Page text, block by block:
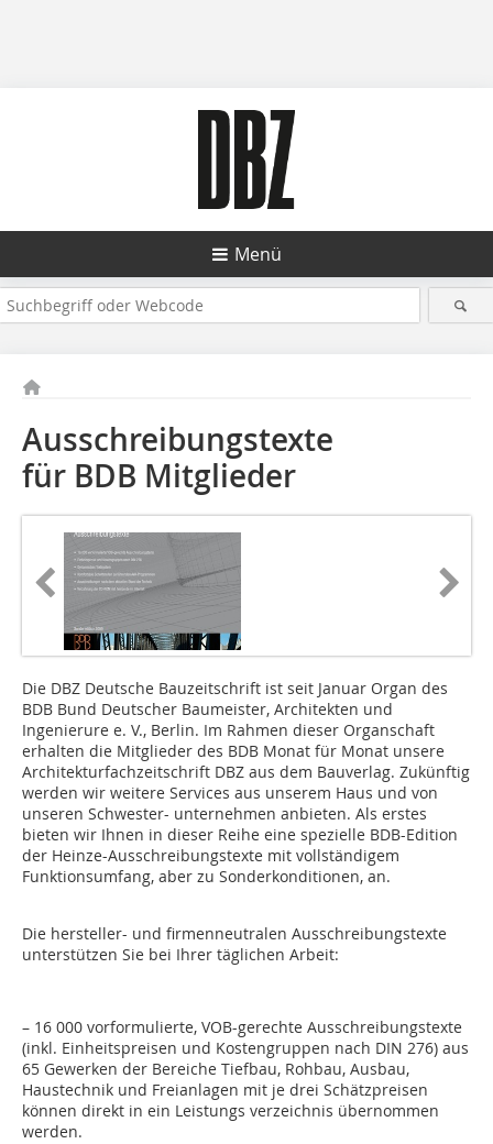
Menü
Ausschreibungstexte
für BDB Mitglieder
Die DBZ Deutsche Bauzeitschrift ist seit Januar Organ des
BDB Bund Deutscher Baumeister, Architekten und
Ingenierure e. V., Berlin. Im Rahmen dieser Organschaft
erhalten die Mitglieder des BDB Monat für Monat unsere
Architekturfachzeitschrift DBZ aus dem Bauverlag. Zukünftig
werden wir weitere Services aus unserem Haus und von
unseren Schwester- unternehmen anbieten. Als erstes
bieten wir Ihnen in dieser Reihe eine spezielle BDB-Edition
der Heinze-Ausschreibungstexte mit vollständigem
Funktionsumfang, aber zu Sonderkonditionen, an.
Die hersteller- und firmenneutralen Ausschreibungstexte
unterstützen Sie bei Ihrer täglichen Arbeit:
– 16 000 vorformulierte, VOB-gerechte Ausschreibungstexte
(inkl. Einheitspreisen und Kostengruppen nach DIN 276) aus
65 Gewerken der Bereiche Tiefbau, Rohbau, Ausbau,
Haustechnik und Freianlagen mit je drei Schätzpreisen
können direkt in ein Leistungs verzeichnis übernommen
werden.